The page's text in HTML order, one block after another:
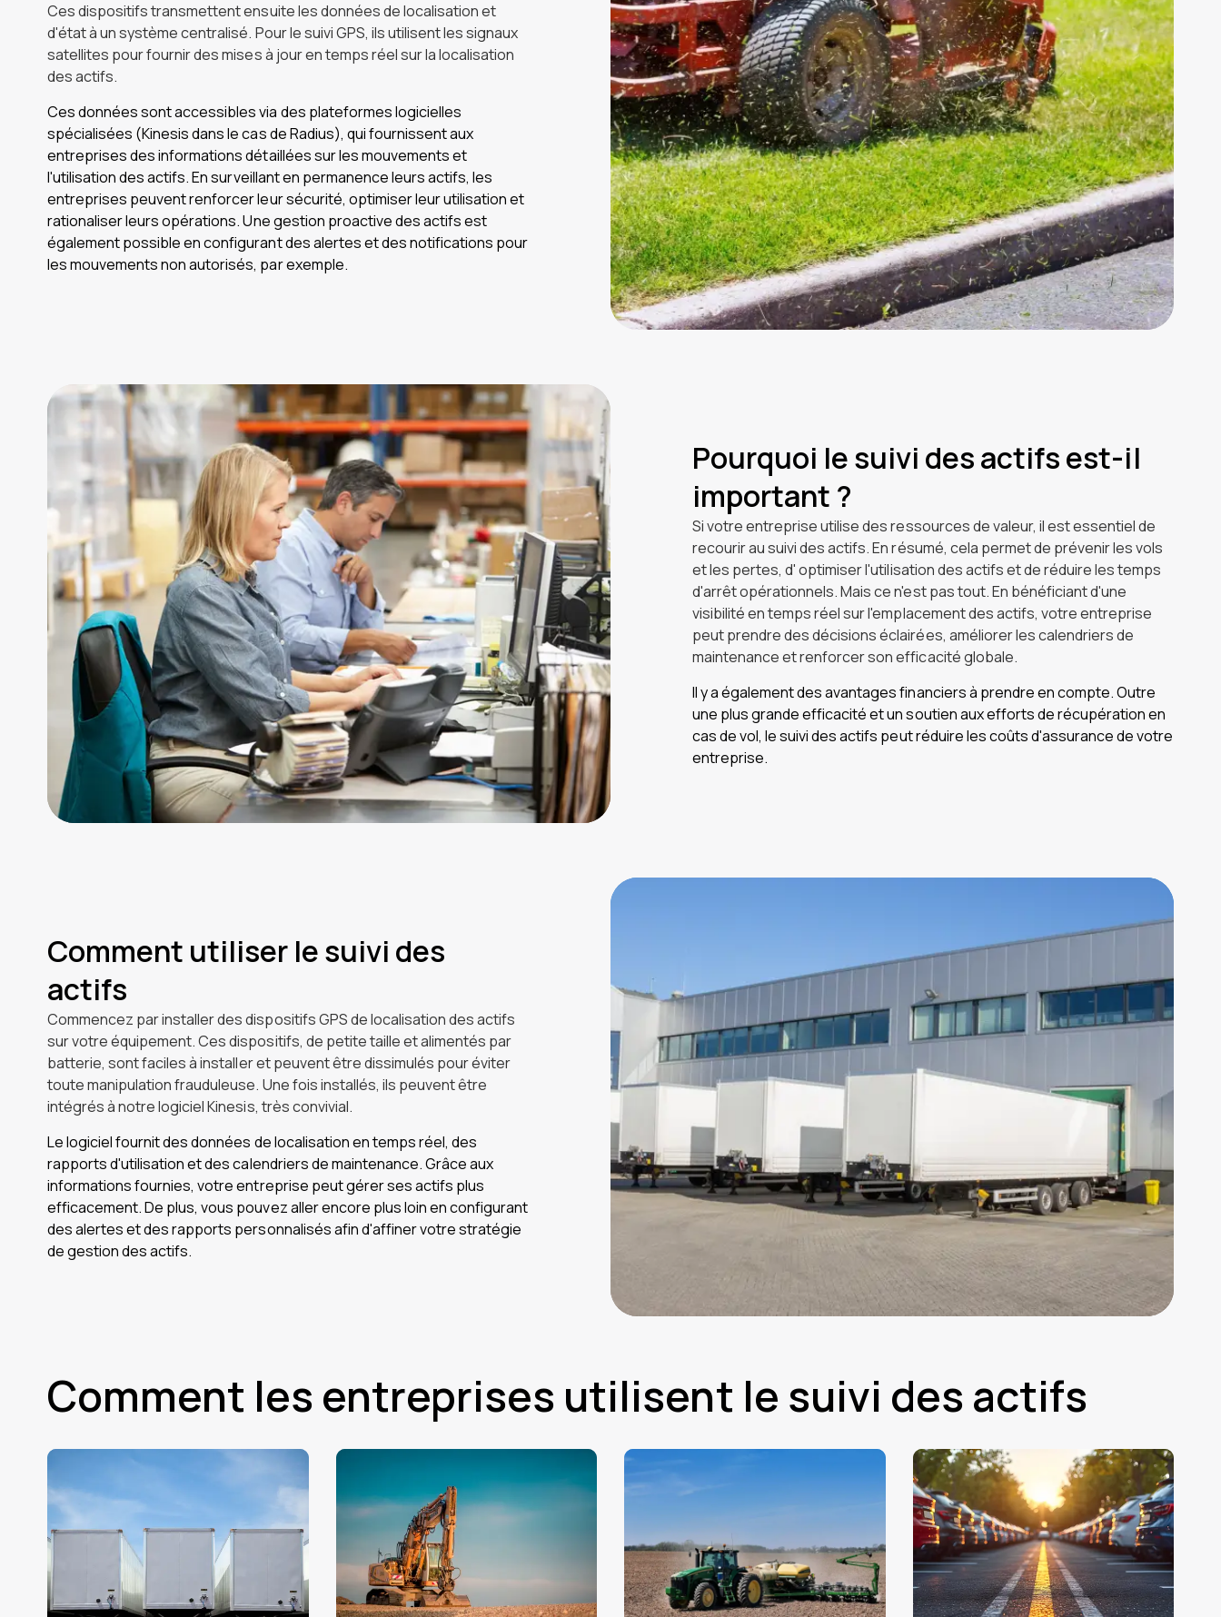
Ces dispositifs transmettent ensuite les données de localisation et
d'état à un système centralisé. Pour le suivi GPS, ils utilisent les signaux
satellites pour fournir des mises à jour en temps réel sur la localisation
des actifs.
Ces données sont accessibles via des plateformes logicielles
spécialisées (Kinesis dans le cas de Radius), qui fournissent aux
entreprises des informations détaillées sur les mouvements et
l'utilisation des actifs. En surveillant en permanence leurs actifs, les
entreprises peuvent renforcer leur sécurité, optimiser leur utilisation et
rationaliser leurs opérations. Une gestion proactive des actifs est
également possible en configurant des alertes et des notifications pour
les mouvements non autorisés, par exemple.
Pourquoi le suivi des actifs est-il
important ?
Si votre entreprise utilise des ressources de valeur, il est essentiel de
recourir au suivi des actifs. En résumé, cela permet de prévenir les vols
et les pertes, d' optimiser l'utilisation des actifs et de réduire les temps
d'arrêt opérationnels. Mais ce n'est pas tout. En bénéficiant d'une
visibilité en temps réel sur l'emplacement des actifs, votre entreprise
peut prendre des décisions éclairées, améliorer les calendriers de
maintenance et renforcer son efficacité globale.
Il y a également des avantages financiers à prendre en compte. Outre
une plus grande efficacité et un soutien aux efforts de récupération en
cas de vol, le suivi des actifs peut réduire les coûts d'assurance de votre
entreprise.
Comment utiliser le suivi des
actifs
Commencez par installer des dispositifs GPS de localisation des actifs
sur votre équipement. Ces dispositifs, de petite taille et alimentés par
batterie, sont faciles à installer et peuvent être dissimulés pour éviter
toute manipulation frauduleuse. Une fois installés, ils peuvent être
intégrés à notre logiciel Kinesis, très convivial.
Le logiciel fournit des données de localisation en temps réel, des
rapports d'utilisation et des calendriers de maintenance. Grâce aux
informations fournies, votre entreprise peut gérer ses actifs plus
efficacement. De plus, vous pouvez aller encore plus loin en configurant
des alertes et des rapports personnalisés afin d'affiner votre stratégie
de gestion des actifs.
Comment les entreprises utilisent le suivi des actifs